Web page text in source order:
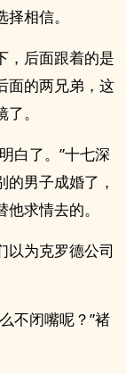
相信。
，后面跟着的是
面的两兄弟，这
。
白了。”十七深
男子成婚了，
求情去的。
以为克罗德公司
不闭嘴呢？”褚